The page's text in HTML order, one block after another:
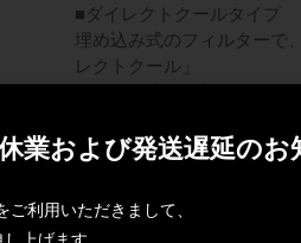
■ダイレクトクールタイプ
埋め込み式のフィルターで
レクトクール」
ペルチェ式の冷却システ
より冷たい体感と安全性能
8℃の冷却で照射を行った
ます。
1 業および発送遅延のお
利用いただきまして、